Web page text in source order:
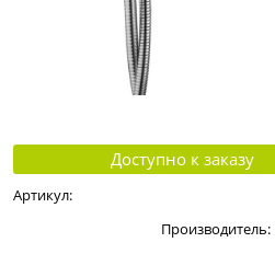
Доступно к заказу
Артикул:
Производитель: